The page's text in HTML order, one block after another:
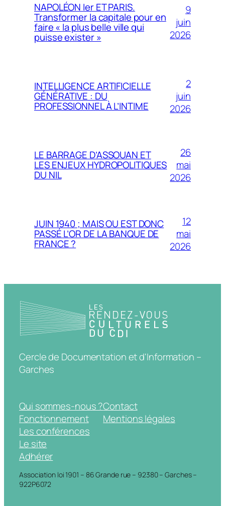
NAPOLÉON Ier ET PARIS.
Transformer la capitale pour en
faire « la plus belle ville qui
puisse exister »
9
juin
2026
INTELLIGENCE ARTIFICIELLE
GÉNÉRATIVE : DU
PROFESSIONNEL À L’INTIME
2
juin
2026
LE BARRAGE D’ASSOUAN ET
LES ENJEUX HYDROPOLITIQUES
DU NIL
26
mai
2026
JUIN 1940 ; MAIS OU EST DONC
PASSÉ L’OR DE LA BANQUE DE
FRANCE ?
12
mai
2026
Cercle de Documentation et d'Information –
Garches
Qui sommes-nous ?
Fonctionnement
Les conférences
Le site
Adhérer
Contact
Mentions légales
Association loi 1901 – 86 Grande rue – 92380 – Garches –
922P6072